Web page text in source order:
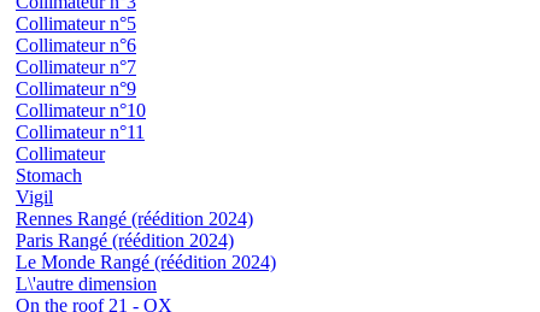
Collimateur n°5
Collimateur n°6
Collimateur n°7
Collimateur n°9
Collimateur n°10
Collimateur n°11
Collimateur
Stomach
Vigil
Rennes Rangé (réédition 2024)
Paris Rangé (réédition 2024)
Le Monde Rangé (réédition 2024)
L\'autre dimension
On the roof 21 - OX